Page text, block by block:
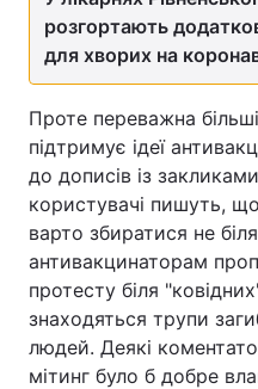
розгортають
для хворих на
Проте переважна
підтримує ідеї
до дописів із
користувачі пишуть,
варто збиратися не
антивакцинаторам
протесту біля
знаходяться трупи
людей. Деякі
мітинг було б добре